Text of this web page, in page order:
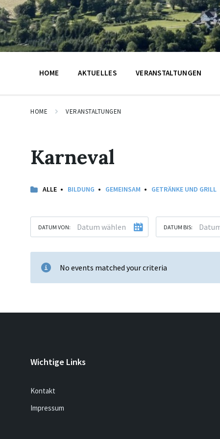
HOME AKTUELLES VERANSTALTUNGEN
HOME VERANSTALTUNGEN
Karneval
ALLE BILDUNG GEMEINSAM GETRÄNKE UND GRILL
DATUM VON: DATUM BIS:
No events matched your criteria
Wichtige Links
Kontakt
Impressum